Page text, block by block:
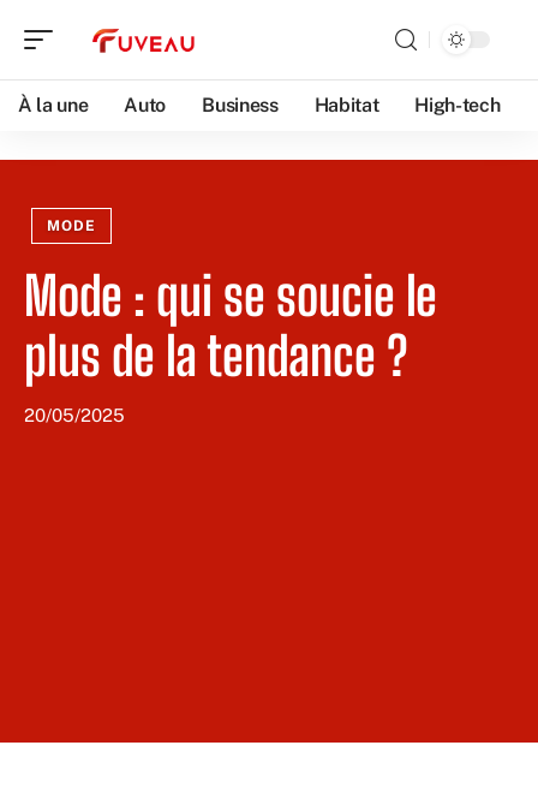
À la une Auto Business Habitat High-tech
MODE
Mode : qui se soucie le
plus de la tendance ?
20/05/2025